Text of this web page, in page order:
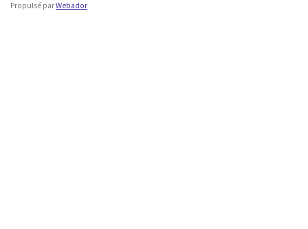
Propulsé parWebador